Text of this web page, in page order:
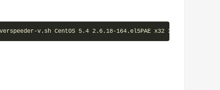
v.sh CentOS 5.4 2.6.18-164.el5PAE x32 3.10.39.0